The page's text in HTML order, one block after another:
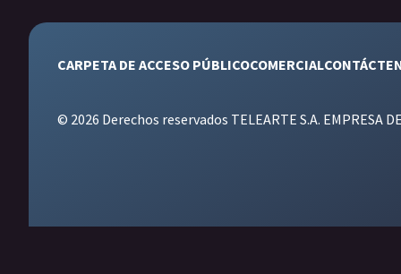
CARPETA DE ACCESO PÚBLICOCOMERCIAL
© 2026 Derechos reservados TELEARTE S.A. EMPRESA